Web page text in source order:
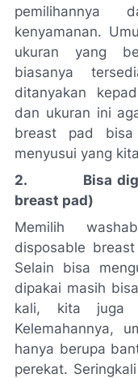
pemilihannya
kenyamanan.
ukuran yang
biasanya
ditanyakan
dan ukuran ini
breast pad bisa
menyusui yang
2. Bisa
breast pad)
Memilih
disposable
Selain bisa
dipakai masih
kali, kita juga
Kelemahannya,
hanya berupa
perekat. Seringkali